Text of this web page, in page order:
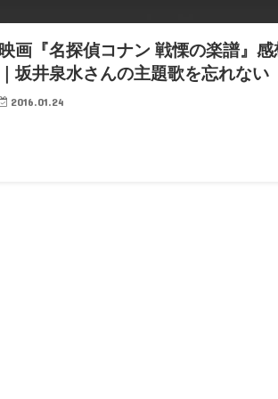
映画『名探偵コナン 戦慄の楽譜』感
｜坂井泉水さんの主題歌を忘れない
2016.01.24